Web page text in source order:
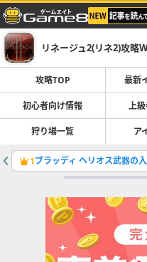
リネージュ2(リネ2)攻略
攻略TOP 最新
初心者向け情報 上
狩り場一覧 ア
1ブラッディ ヘリオス武器の